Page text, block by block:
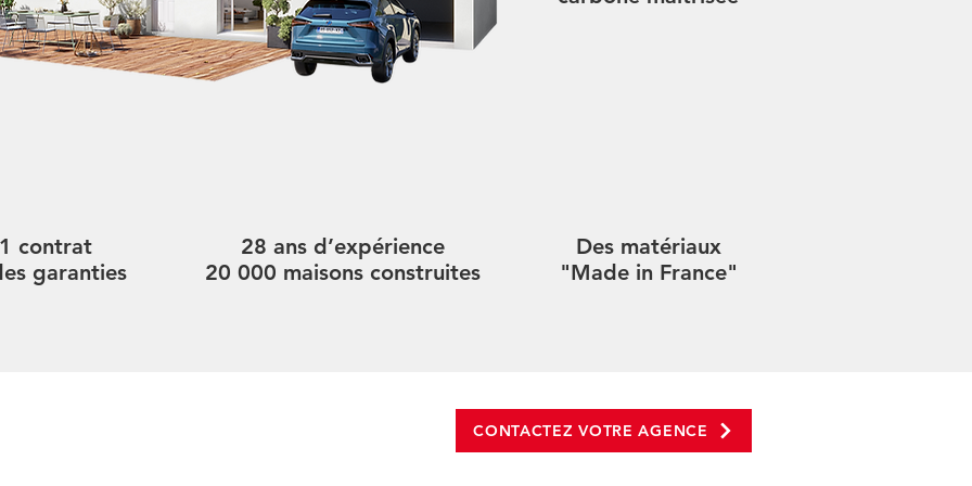
contrat
garanties
28 ans d’expérience
20 000 maisons construites
Des matériaux
"Made in France"
CONTACTEZ VOTRE AGENCE